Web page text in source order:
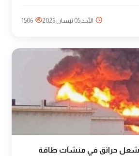
الأحد 05 نيسان 2026 1506
تشعل حرائق في منشآت طاقة